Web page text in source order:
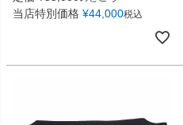
当店特別価格 ¥44,000税込